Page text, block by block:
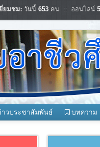
ยมชม: วันนี้ 653 คน :: ออนไลน์
วประชาสัมพันธ์ บทความ